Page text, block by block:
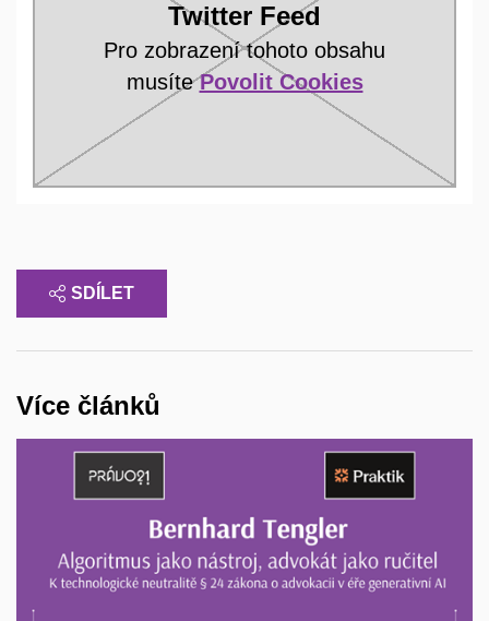
Twitter Feed
Pro zobrazení tohoto obsahu
musítePovolit Cookies
SDÍLET
Více článků